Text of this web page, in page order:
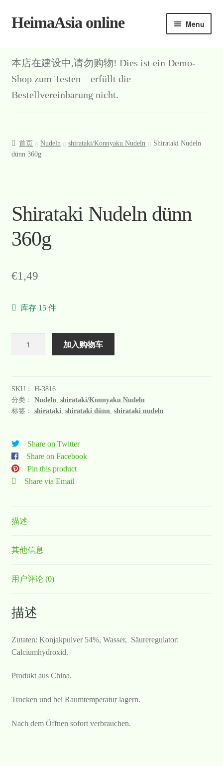
Skip
Skip
HeimaAsia online Menu
本店在建设中,请勿购物! Dies ist ein Demo-
Shop zum Testen – erfüllt die
Bestellvereinbarung nicht.
首页 Nudeln shirataki/Konnyaku Nudeln
Shirataki Nudeln
dünn 360g
Shirataki Nudeln dünn
360g
€1,49
库存 15 件
加入购物车
SKU： H-3816
分类： Nudeln shirataki/Konnyaku Nudeln
标签： shirataki shirataki dünn shirataki nudeln
Share on Twitter
Share on Facebook
Pin this product
Share via Email
描述
其他信息
用户评论 (0)
描述
Zutaten: Konjakpulver 54%, Wasser, Säureregulator:
Calciumhydroxid.
Produkt aus China.
Trocken und bei Raumtemperatur lagern.
Nach dem Öffnen sofort verbrauchen.